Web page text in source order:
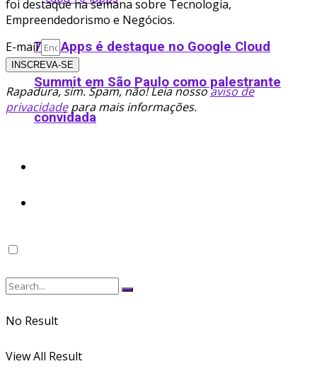
704 Apps é destaque no Google Cloud
Summit em São Paulo como palestrante
convidada
No Result
View All Result
foi destaque na semana sobre Tecnologia,
Empreendedorismo e Negócios.
E-mail
INSCREVA-SE
Rapadura, sim. Spam, não! Leia nossoaviso de
privacidadepara mais informações.